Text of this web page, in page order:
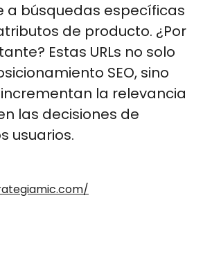
a búsquedas específicas
de producto. ¿Por
Estas URLs no solo
SEO, sino
la relevancia
las decisiones de
usuarios.